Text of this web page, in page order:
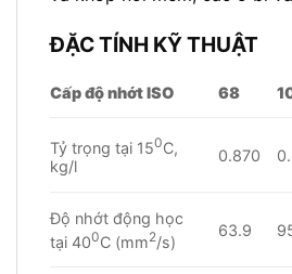
ĐẶC TÍNH KỸ THUẬT
Cấp độ nhớt ISO 68
Tỷ trọng tại 150C,
kg/l
0.870
Độ nhớt động học
tại 400C (mm2/s)
63.9